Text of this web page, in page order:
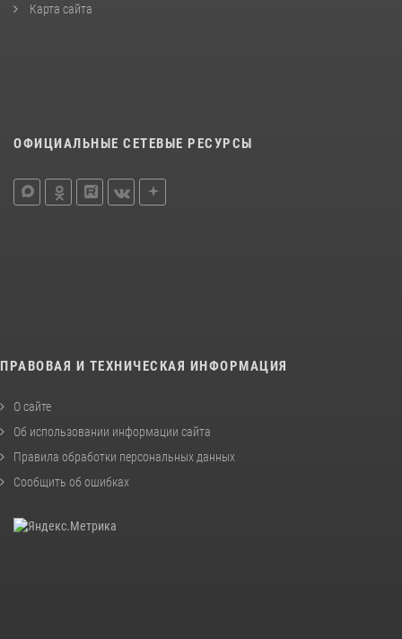
Карта сайта
ОФИЦИАЛЬНЫЕ СЕТЕВЫЕ РЕСУРСЫ
ПРАВОВАЯ И ТЕХНИЧЕСКАЯ ИНФОРМАЦИЯ
О сайте
Об использовании информации сайта
Правила обработки персональных данных
Сообщить об ошибках